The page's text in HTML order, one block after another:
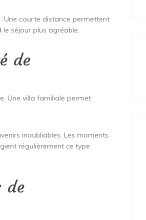
Une courte distance permettent
séjour plus agréable.
de
Une villa familiale permet
inoubliables. Les moments
régulièrement ce type
de